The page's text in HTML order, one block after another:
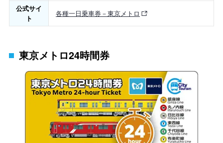
公式サイ
ト
各種一日乗車券－東京メトロ
東京メトロ24時間券